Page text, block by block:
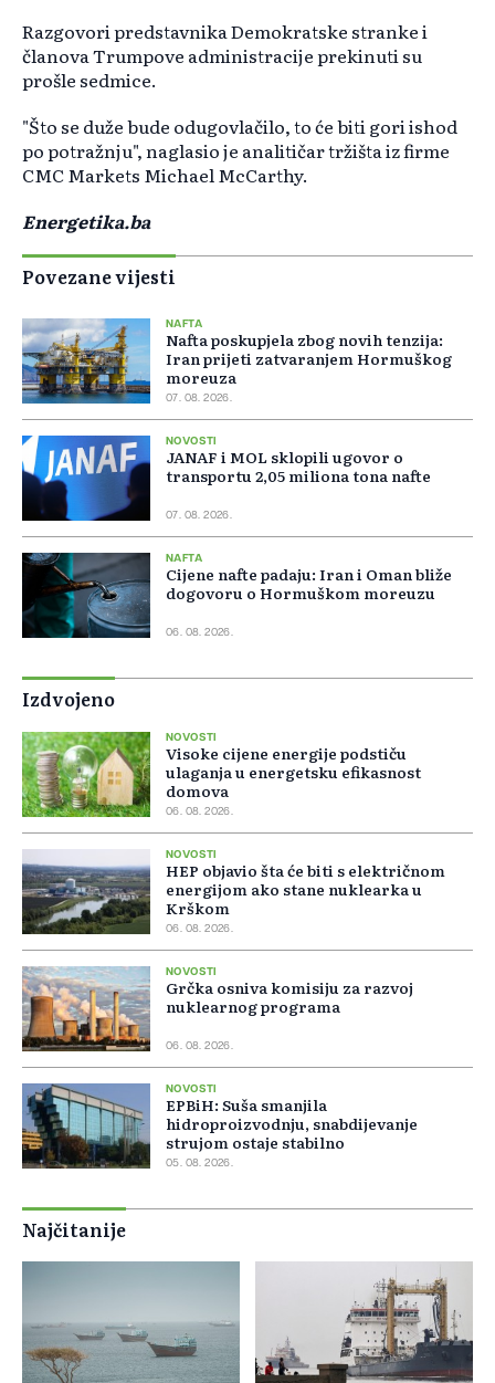
Razgovori predstavnika Demokratske stranke i
članova Trumpove administracije prekinuti su
prošle sedmice.
"Što se duže bude odugovlačilo, to će biti gori ishod
po potražnju", naglasio je analitičar tržišta iz firme
CMC Markets Michael McCarthy.
Energetika.ba
Povezane vijesti
NAFTA
Nafta poskupjela zbog novih tenzija:
Iran prijeti zatvaranjem Hormuškog
moreuza
07. 08. 2026.
NOVOSTI
JANAF i MOL sklopili ugovor o
transportu 2,05 miliona tona nafte
07. 08. 2026.
NAFTA
Cijene nafte padaju: Iran i Oman bliže
dogovoru o Hormuškom moreuzu
06. 08. 2026.
Izdvojeno
NOVOSTI
Visoke cijene energije podstiču
ulaganja u energetsku efikasnost
domova
06. 08. 2026.
NOVOSTI
HEP objavio šta će biti s električnom
energijom ako stane nuklearka u
Krškom
06. 08. 2026.
NOVOSTI
Grčka osniva komisiju za razvoj
nuklearnog programa
06. 08. 2026.
NOVOSTI
EPBiH: Suša smanjila
hidroproizvodnju, snabdijevanje
strujom ostaje stabilno
05. 08. 2026.
Najčitanije